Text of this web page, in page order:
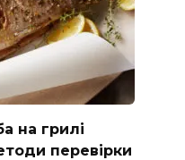
на грилі
перевірки